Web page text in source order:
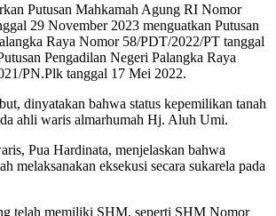
Putusan Mahkamah Agung RI Nomor
29 November 2023 menguatkan Putusan
Raya Nomor 58/PDT/2022/PT tanggal
Pengadilan Negeri Palangka Raya
PN.Plk tanggal 17 Mei 2022.
dinyatakan bahwa status kepemilikan tanah
ahli waris almarhumah Hj. Aluh Umi.
Pua Hardinata, menjelaskan bahwa
melaksanakan eksekusi secara sukarela pada
telah memiliki SHM, seperti SHM Nomor